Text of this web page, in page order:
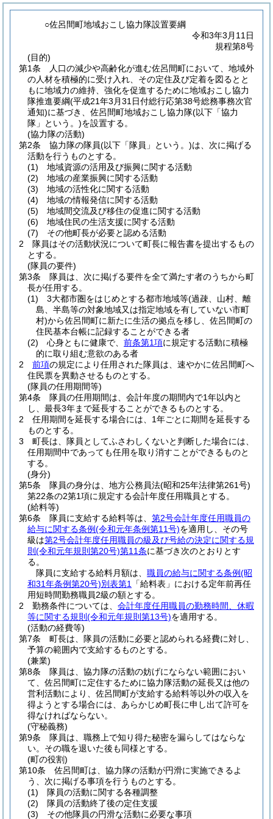
○佐呂間町地域おこし協力隊設置要綱
令和3年3月11日
規程第8号
(目的)
第1条
人口の減少や高齢化が進む佐呂間町において、地域外
の人材を積極的に受け入れ、その定住及び定着を図るとと
もに地域力の維持、強化を促進するために地域おこし協力
隊推進要綱(平成21年3月31日付総行応第38号総務事務次官
通知)に基づき、佐呂間町地域おこし協力隊(以下「協力
隊」という。)を設置する。
(協力隊の活動)
第2条
協力隊の隊員(以下「隊員」という。)は、次に掲げる
活動を行うものとする。
(1)
地域資源の活用及び振興に関する活動
(2)
地域の産業振興に関する活動
(3)
地域の活性化に関する活動
(4)
地域の情報発信に関する活動
(5)
地域間交流及び移住の促進に関する活動
(6)
地域住民の生活支援に関する活動
(7)
その他町長が必要と認める活動
2
隊員はその活動状況について町長に報告書を提出するもの
とする。
(隊員の要件)
第3条
隊員は、次に掲げる要件を全て満たす者のうちから町
長が任用する。
(1)
3大都市圏をはじめとする都市地域等(過疎、山村、離
島、半島等の対象地域又は指定地域を有していない市町
村)から佐呂間町に新たに生活の拠点を移し、佐呂間町の
住民基本台帳に記録することができる者
(2)
心身ともに健康で、 前条第1項に規定する活動に積極
的に取り組む意欲のある者
2
前項の規定により任用された隊員は、速やかに佐呂間町へ
住民票を異動させるものとする。
(隊員の任用期間等)
第4条
隊員の任用期間は、会計年度の期間内で1年以内と
し、最長3年まで延長することができるものとする。
2
任用期間を延長する場合には、1年ごとに期間を延長する
ものとする。
3
町長は、隊員としてふさわしくないと判断した場合には、
任用期間中であっても任用を取り消すことができるものと
する。
(身分)
第5条
隊員の身分は、地方公務員法(昭和25年法律第261号)
第22条の2第1項に規定する会計年度任用職員とする。
(給料等)
第6条
隊員に支給する給料等は、 第2号会計年度任用職員の
給与に関する条例(令和元年条例第11号)を適用し、その号
級は第2号会計年度任用職員の級及び号給の決定に関する規
則 (令和元年規則第20号)第11条に基づき次のとおりとす
る。
隊員に支給する給料月額は、 職員の給与に関する条例(昭
和31年条例第20号)別表第1
「給料表」における定年前再任
用短時間勤務職員2級の額とする。
2
勤務条件については、 会計年度任用職員の勤務時間、休暇
等に関する規則 (令和元年規則第13号)を適用する。
(活動の経費等)
第7条
町長は、隊員の活動に必要と認められる経費に対し、
予算の範囲内で支給するものとする。
(兼業)
第8条
隊員は、協力隊の活動の妨げにならない範囲におい
て、佐呂間町に定住するために協力隊活動の延長又は他の
営利活動により、佐呂間町が支給する給料等以外の収入を
得ようとする場合には、あらかじめ町長に申し出て許可を
得なければならない。
(守秘義務)
第9条
隊員は、職務上で知り得た秘密を漏らしてはならな
い。 その職を退いた後も同様とする。
(町の役割)
第10条
佐呂間町は、協力隊の活動が円滑に実施できるよ
う、次に掲げる事項を行うものとする。
(1)
隊員の活動に関する各種調整
(2)
隊員の活動終了後の定住支援
(3)
その他隊員の円滑な活動に必要な事項